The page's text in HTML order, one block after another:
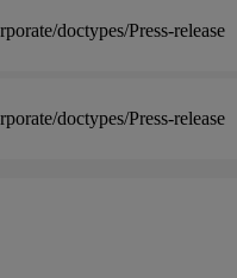
doctypes/Press-release
doctypes/Press-release